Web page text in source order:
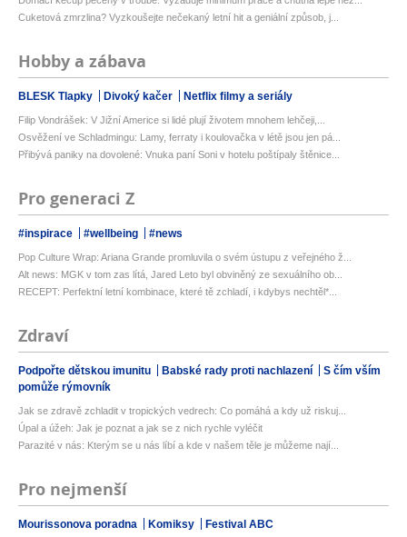
Cuketová zmrzlina? Vyzkoušejte nečekaný letní hit a geniální způsob, j...
Hobby a zábava
BLESK Tlapky Divoký kačer Netflix filmy a seriály
Filip Vondrášek: V Jižní Americe si lidé plují životem mnohem lehčeji,...
Osvěžení ve Schladmingu: Lamy, ferraty i koulovačka v létě jsou jen pá...
Přibývá paniky na dovolené: Vnuka paní Soni v hotelu poštípaly štěnice...
Pro generaci Z
#inspirace #wellbeing #news
Pop Culture Wrap: Ariana Grande promluvila o svém ústupu z veřejného ž...
Alt news: MGK v tom zas lítá, Jared Leto byl obviněný ze sexuálního ob...
RECEPT: Perfektní letní kombinace, které tě zchladí, i kdybys nechtěl*...
Zdraví
Podpořte dětskou imunitu Babské rady proti nachlazení
S čím vším
pomůže rýmovník
Jak se zdravě zchladit v tropických vedrech: Co pomáhá a kdy už riskuj...
Úpal a úžeh: Jak je poznat a jak se z nich rychle vyléčit
Parazité v nás: Kterým se u nás líbí a kde v našem těle je můžeme nají...
Pro nejmenší
Mourissonova poradna Komiksy Festival ABC